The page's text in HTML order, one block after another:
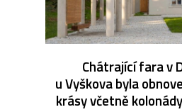
Chátrající fara v
u Vyškova byla
krásy včetně